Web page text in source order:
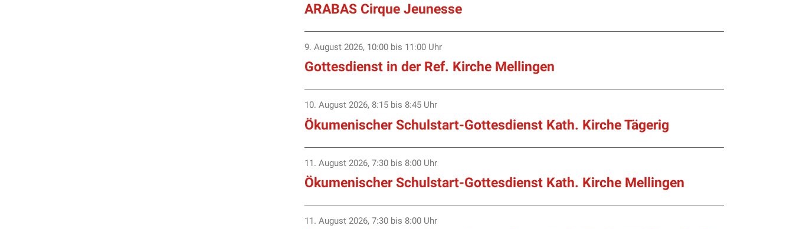
ARABAS Cirque Jeunesse
Gottesdienst in der Ref. Kirche Mellingen
9. August 2026, 10:00 bis 11:00 Uhr
Ökumenischer Schulstart-Gottesdienst Kath. Kirche Tägerig
10. August 2026, 8:15 bis 8:45 Uhr
Ökumenischer Schulstart-Gottesdienst Kath. Kirche Mellingen
11. August 2026,7:30 bis 8:00 Uhr
11. August 2026,7:30 bis 8:00 Uhr